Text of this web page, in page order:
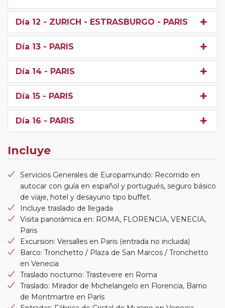
Día 12 - ZURICH - ESTRASBURGO - PARIS
Día 13 - PARIS
Día 14 - PARIS
Día 15 - PARIS
Día 16 - PARIS
Incluye
Servicios Generales de Europamundo: Recorrido en
autocar con guía en español y portugués, seguro básico
de viaje, hotel y desayuno tipo buffet.
Incluye traslado de llegada
Visita panorámica en: ROMA, FLORENCIA, VENECIA,
Paris
Excursion: Versalles en Paris (entrada no incluida)
Barco: Tronchetto / Plaza de San Marcos / Tronchetto
en Venecia
Traslado nocturno: Trastevere en Roma
Traslado: Mirador de Michelangelo en Florencia, Barrio
de Montmartre en París